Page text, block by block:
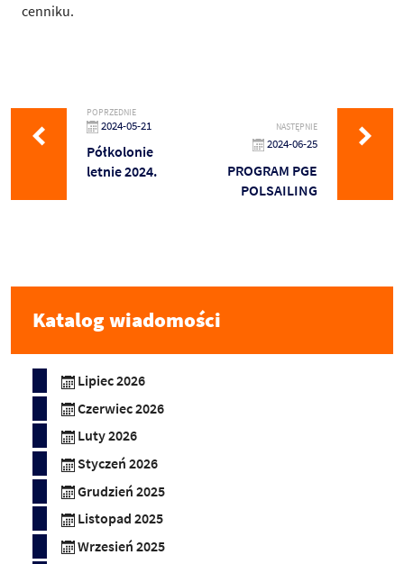
cenniku.
POPRZEDNIE
2024-05-21
Półkolonie
letnie 2024.
NASTĘPNIE
2024-06-25
PROGRAM PGE
POLSAILING
Katalog wiadomości
Lipiec 2026
Czerwiec 2026
Luty 2026
Styczeń 2026
Grudzień 2025
Listopad 2025
Wrzesień 2025